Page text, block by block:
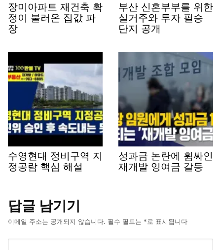
장미아파트 재건축 확
정이 불러온 집값 파
장
부산 신혼부부를 위한
실거주와 투자 필승
단지 공개
수영현대 정비구역 지
정공람 핵심 해설
성과금 논란에 휩싸인
재개발 잉여금 갈등
답글 남기기
이메일 주소는 공개되지 않습니다. 필수 필드는 *로 표시됩니다